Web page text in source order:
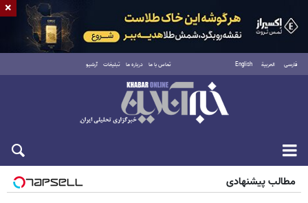
فارسی العربية English تماس با ما درباره ما تبلیغات آرشیو
شنبه ۱۷ مرداد ۱۴۰۵
مطالب پیشنهادی
×